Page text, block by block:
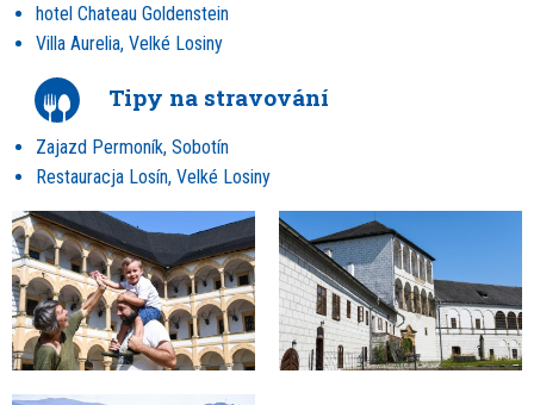
hotel Chateau Goldenstein
Villa Aurelia, Velké Losiny
Tipy na stravování
Zajazd Permoník, Sobotín
Restauracja Losín, Velké Losiny